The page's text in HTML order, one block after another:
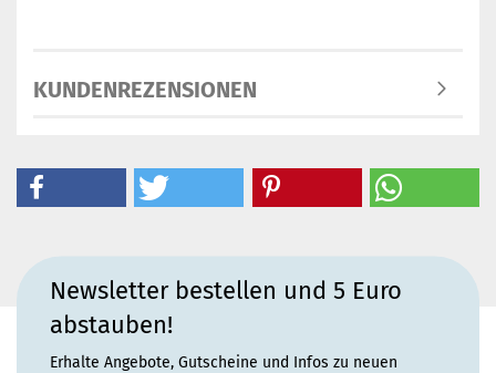
KUNDENREZENSIONEN
Newsletter bestellen und 5 Euro
abstauben!
Erhalte Angebote, Gutscheine und Infos zu neuen